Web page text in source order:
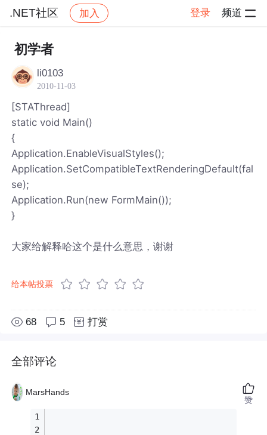
.NET社区 加入 登录 频道
社区 .NET社区
初学者
li0103
2010-11-03
[STAThread]
static void Main()
{
Application.EnableVisualStyles();
Application.SetCompatibleTextRenderingDefault(fal
se);
Application.Run(new FormMain());
}
大家给解释哈这个是什么意思，谢谢
给本帖投票
68 5 打赏
全部评论
MarsHands
赞